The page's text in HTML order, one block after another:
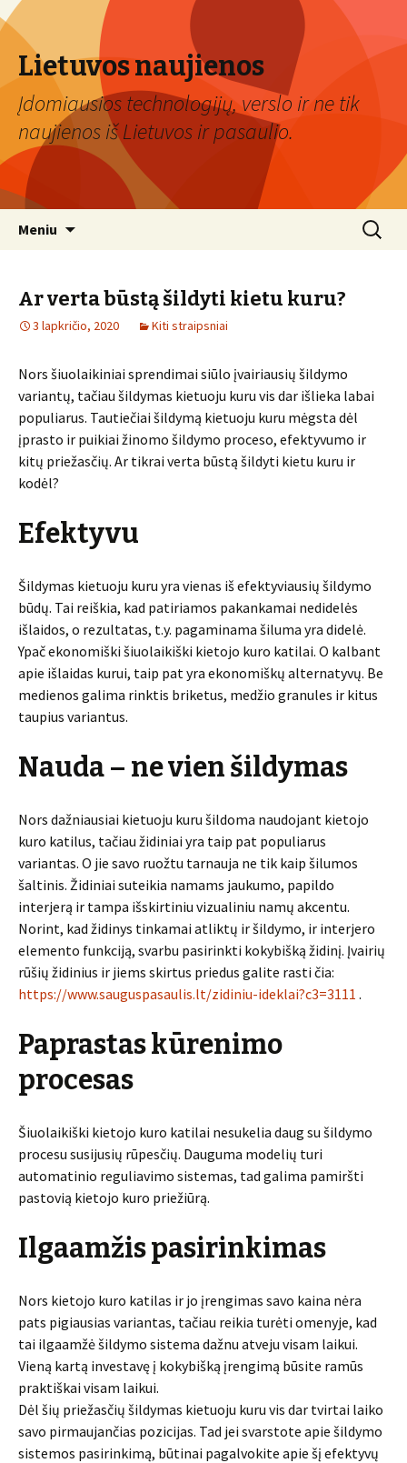
Lietuvos naujienos
Įdomiausios technologijų, verslo ir ne tik
naujienos iš Lietuvos ir pasaulio.
Meniu Ieškoti:
Ar verta būstą šildyti kietu kuru?
3 lapkričio, 2020 Kiti straipsniai
Nors šiuolaikiniai sprendimai siūlo įvairiausių šildymo
variantų, tačiau šildymas kietuoju kuru vis dar išlieka labai
populiarus. Tautiečiai šildymą kietuoju kuru mėgsta dėl
įprasto ir puikiai žinomo šildymo proceso, efektyvumo ir
kitų priežasčių. Ar tikrai verta būstą šildyti kietu kuru ir
kodėl?
Efektyvu
Šildymas kietuoju kuru yra vienas iš efektyviausių šildymo
būdų. Tai reiškia, kad patiriamos pakankamai nedidelės
išlaidos, o rezultatas, t.y. pagaminama šiluma yra didelė.
Ypač ekonomiški šiuolaikiški kietojo kuro katilai. O kalbant
apie išlaidas kurui, taip pat yra ekonomiškų alternatyvų. Be
medienos galima rinktis briketus, medžio granules ir kitus
taupius variantus.
Nauda – ne vien šildymas
Nors dažniausiai kietuoju kuru šildoma naudojant kietojo
kuro katilus, tačiau židiniai yra taip pat populiarus
variantas. O jie savo ruožtu tarnauja ne tik kaip šilumos
šaltinis. Židiniai suteikia namams jaukumo, papildo
interjerą ir tampa išskirtiniu vizualiniu namų akcentu.
Norint, kad židinys tinkamai atliktų ir šildymo, ir interjero
elemento funkciją, svarbu pasirinkti kokybišką židinį. Įvairių
rūšių židinius ir jiems skirtus priedus galite rasti čia:
https://www.sauguspasaulis.lt/zidiniu-ideklai?c3=3111 .
Paprastas kūrenimo
procesas
Šiuolaikiški kietojo kuro katilai nesukelia daug su šildymo
procesu susijusių rūpesčių. Dauguma modelių turi
automatinio reguliavimo sistemas, tad galima pamiršti
pastovią kietojo kuro priežiūrą.
Ilgaamžis pasirinkimas
Nors kietojo kuro katilas ir jo įrengimas savo kaina nėra
pats pigiausias variantas, tačiau reikia turėti omenyje, kad
tai ilgaamžė šildymo sistema dažnu atveju visam laikui.
Vieną kartą investavę į kokybišką įrengimą būsite ramūs
praktiškai visam laikui.
Dėl šių priežasčių šildymas kietuoju kuru vis dar tvirtai laiko
savo pirmaujančias pozicijas. Tad jei svarstote apie šildymo
sistemos pasirinkimą, būtinai pagalvokite apie šį efektyvų